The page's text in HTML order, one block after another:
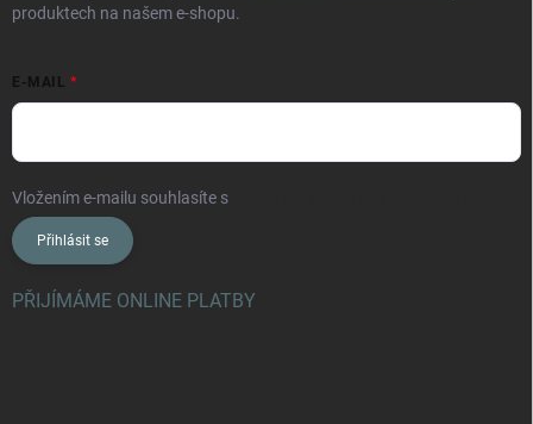
produktech na našem e-shopu.
E-MAIL
Vložením e-mailu souhlasíte s
Přihlásit se
PŘIJÍMÁME ONLINE PLATBY